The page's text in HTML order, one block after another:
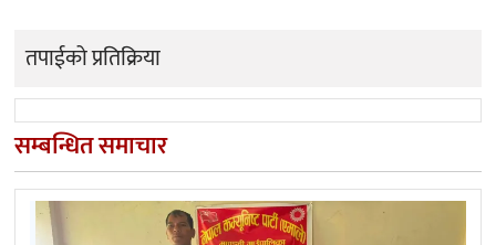
तपाईको प्रतिक्रिया
सम्बन्धित समाचार